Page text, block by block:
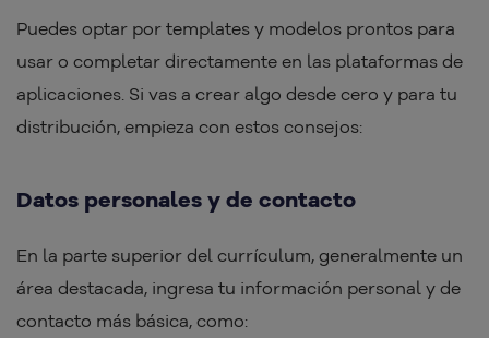
Puedes optar por templates y modelos prontos para
usar o completar directamente en las plataformas de
aplicaciones. Si vas a crear algo desde cero y para tu
distribución, empieza con estos consejos:
Datos personales y de contacto
En la parte superior del currículum, generalmente un
área destacada, ingresa tu información personal y de
contacto más básica, como: